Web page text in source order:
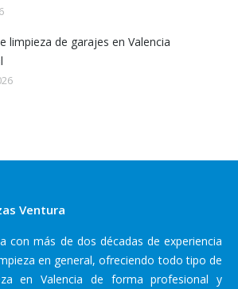
limpieza de garajes en Valencia
Ventura
con más de dos décadas de experiencia
en general, ofreciendo todo tipo de
en Valencia de forma profesional y